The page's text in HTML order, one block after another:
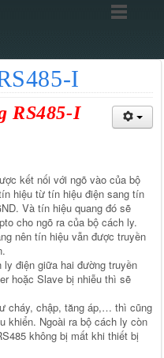
I
RS485-I
kết nối với ngõ vào của bộ
hiệu từ tín hiệu điện sang tín
Và tín hiệu quang đó sẽ
cho ngõ ra của bộ cách ly.
nên tín hiệu vẫn được truyền
điện giữa hai đường truyền
hoặc Slave bị nhiễu thì sẽ
cháy, chập, tăng áp,… thì cũng
khiển. Ngoài ra bộ cách ly còn
không bị mất khi thiết bị